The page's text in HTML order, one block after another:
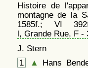
Histoire de
montagne de la
1585f.; VI
l, Grande Rue, F -
J. Stern
1
▲
Hans